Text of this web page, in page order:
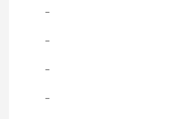
–
–
–
–